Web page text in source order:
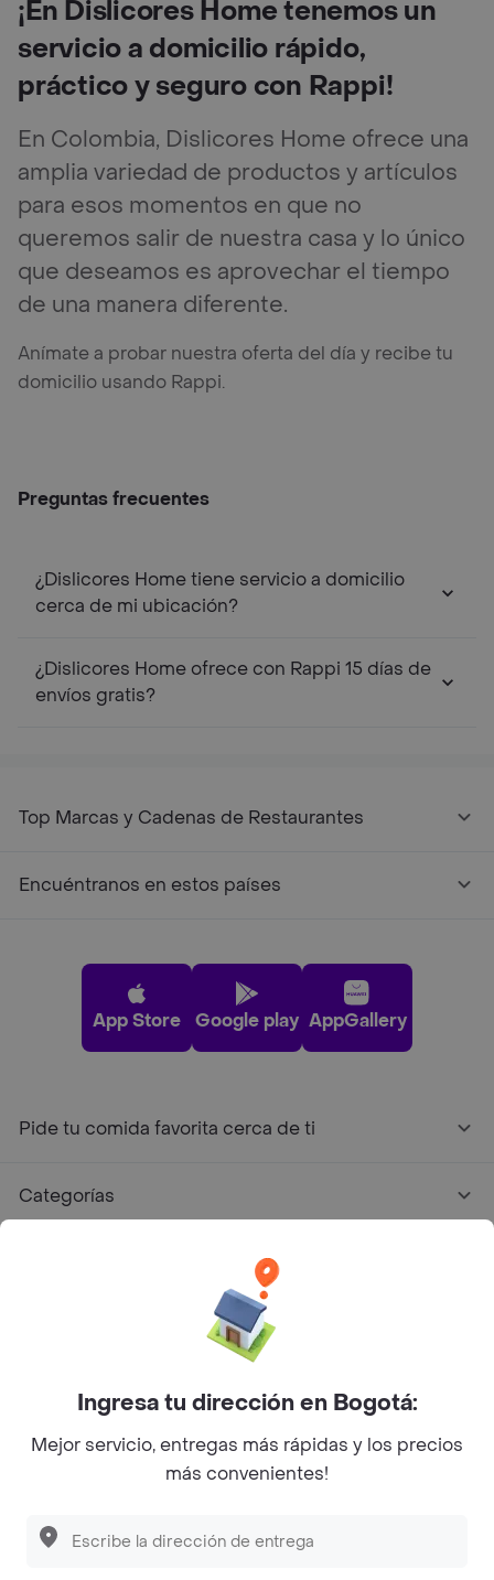
Descubre las PROMOCIONES que tenemos
¡En Dislicores Home tenemos un
servicio a domicilio rápido,
práctico y seguro con Rappi!
En Colombia, Dislicores Home ofrece una
amplia variedad de productos y artículos
para esos momentos en que no
queremos salir de nuestra casa y lo único
que deseamos es aprovechar el tiempo
de una manera diferente.
Anímate a probar nuestra oferta del día y recibe tu
domicilio usando Rappi.
Preguntas frecuentes
¿Dislicores Home tiene servicio a domicilio
cerca de mi ubicación?
¿Dislicores Home ofrece con Rappi 15 días de
envíos gratis?
Top Marcas y Cadenas de Restaurantes
Encuéntranos en estos países
App Store Google play AppGallery
Pide tu comida favorita cerca de ti
Categorías
Facebook
Twitter
Instagram
©2026Rappi Inc. All rights reserved.
Ingresa tu dirección en Bogotá:
Mejor servicio, entregas más rápidas y los precios
más convenientes!